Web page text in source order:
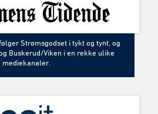
Strømsgodset i tykt og tynt, og
Buskerud/Viken i en rekke ulike
mediekanaler.